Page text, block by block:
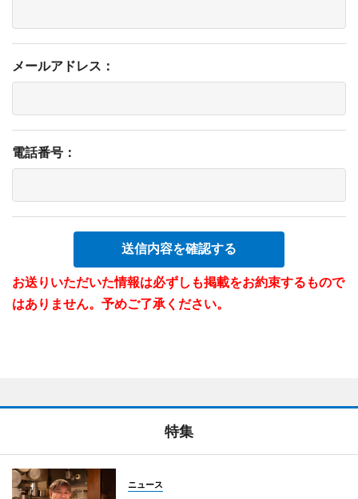
メールアドレス：
電話番号：
送信内容を確認する
お送りいただいた情報は必ずしも掲載をお約束するもので
はありません。予めご了承ください。
特集
ニュース